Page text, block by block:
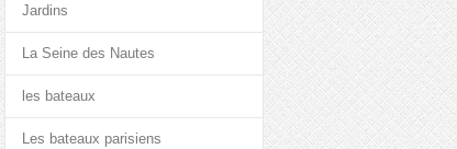
Jardins
La Seine des Nautes
les bateaux
Les bateaux parisiens